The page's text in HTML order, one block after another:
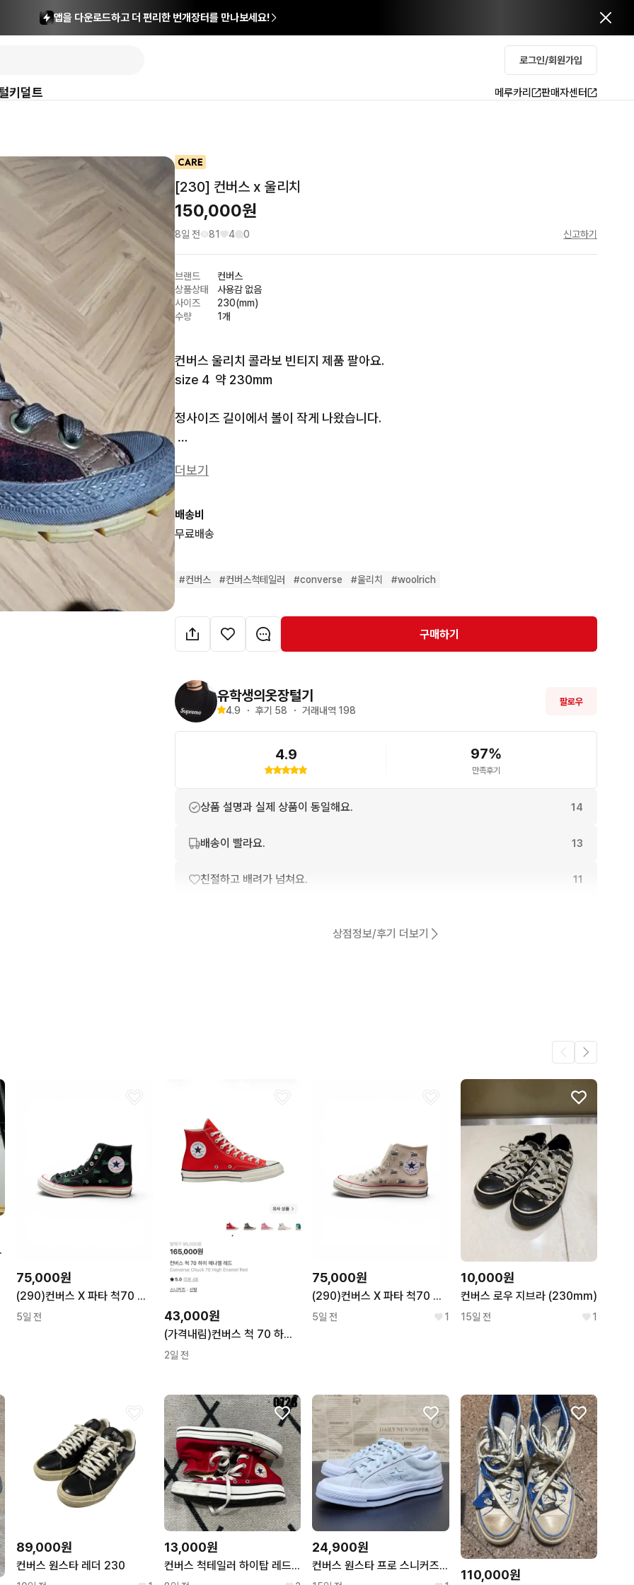
앱을 다운로드하고 더 편리한 번개장터를 만나보세요!
로그인/회원가입
키덜트 메루카리 판매자센터
[230] 컨버스 x 울리치
150,000원
8일 전 81 4 0 신고하기
브랜드
컨버스
상품상태
사용감 없음
사이즈
230(mm)
수량
1개
컨버스 울리치 콜라보 빈티지 제품 팔아요.
size 4  약 230mm
정사이즈 길이에서 볼이 작게 나왔습니다.
요.
니다.
더보기
배송비
무료배송
#컨버스 #컨버스척테일러 #converse #울리치 #woolrich
구매하기
유학생의옷장털기
4.9 ・ 후기 58 ・ 거래내역 198
팔로우
4.9 97%
만족후기
상품 설명과 실제 상품이 동일해요. 14
배송이 빨라요. 13
친절하고 배려가 넘쳐요. 11
상점정보/후기 더보기
니커즈
75,000원
(290)컨버스 X 파타 척70 하이 블랙 A13857C
5일 전 43,000원
(가격내림)컨버스 척 70 하이 에나멜 레드(230)
2일 전
75,000원
(290)컨버스 X 파타 척70 하이 아이보리 A12831C
5일 전 1
10,000원
컨버스 로우 지브라 (230mm)
15일 전 1
89,000원
컨버스 원스타 레더 230
13,000원
컨버스 척테일러 하이탑 레드 230
24,900원
컨버스 원스타 프로 스니커즈230
110,000원